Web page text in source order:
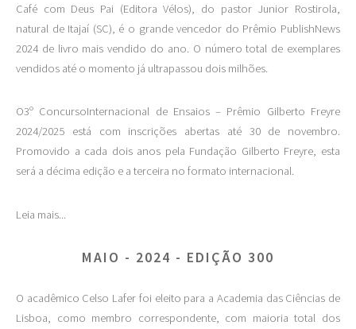
Café com Deus Pai (Editora Vélos), do pastor Junior Rostirola,
natural de Itajaí (SC), é o grande vencedor do Prêmio PublishNews
2024 de livro mais vendido do ano. O número total de exemplares
vendidos até o momento já ultrapassou dois milhões.
O3º ConcursoInternacional de Ensaios – Prêmio Gilberto Freyre
2024/2025 está com inscrições abertas até 30 de novembro.
Promovido a cada dois anos pela Fundação Gilberto Freyre, esta
será a décima edição e a terceira no formato internacional.
Leia mais...
MAIO - 2024 - EDIÇÃO 300
O acadêmico Celso Lafer foi eleito para a Academia das Ciências de
Lisboa, como membro correspondente, com maioria total dos